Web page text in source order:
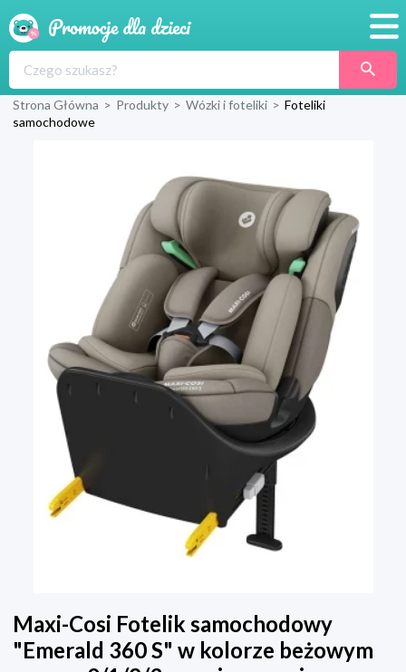
Produkty
Blog
Wyprawka
Strona Główna > Produkty > Wózki i foteliki > Foteliki
samochodowe
Maxi-Cosi Fotelik samochodowy
"Emerald 360 S" w kolorze beżowym